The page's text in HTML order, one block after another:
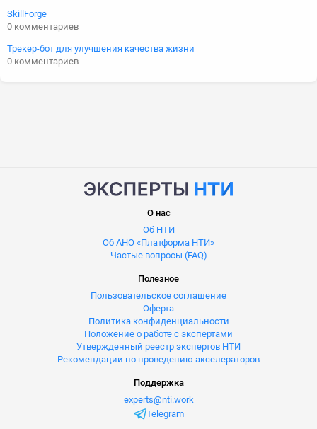
SkillForge
0 комментариев
Трекер-бот для улучшения качества жизни
0 комментариев
О нас
Об НТИ
Об АНО «Платформа НТИ»
Частые вопросы (FAQ)
Полезное
Пользовательское соглашение
Оферта
Политика конфиденциальности
Положение о работе с экспертами
Утвержденный реестр экспертов НТИ
Рекомендации по проведению акселераторов
Поддержка
experts@nti.work
Telegram